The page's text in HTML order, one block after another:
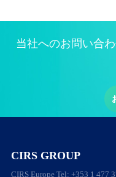
当社へのお問い合
CIRS GROUP
CIRS Europe Tel: +353 1 477